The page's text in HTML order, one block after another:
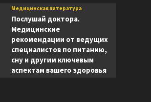
Медицинская литература
Послушай доктора.
Медицинские
рекомендации от ведущих
специалистов по питанию,
сну и другим ключевым
аспектам вашего здоровья